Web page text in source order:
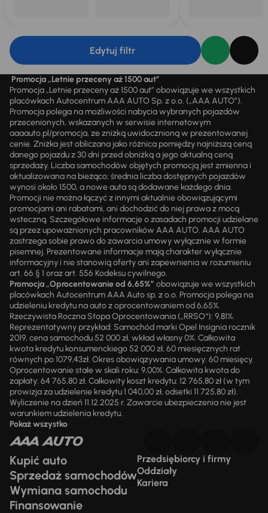
Edytuj filtr
Promocja „Letnie przeceny aż 1500 aut”
Promocja „Letnie przeceny aż 1500 aut” obowiązuje we wszystkich
placówkach Autocentrum AAA AUTO Sp. z o.o. („AAA AUTO”).
Promocja polega na możliwości nabycia wybranych pojazdów
przecenionych, wskazanych w serwisie internetowym
aaaauto.pl/promocja, ze zniżką uwidocznioną w prezentowanej
cenie. Zniżka jest obliczana jako różnica pomiędzy najniższą ceną
danego pojazdu z 30 dni przed obniżką a jego aktualną ceną
sprzedaży. Liczba samochodów objętych promocją jest zmienna i
aktualizowana na bieżąco; średnia liczba dostępnych pojazdów
wynosi około 1500, a nowe auta są dodawane każdego dnia.
Promocji nie można łączyć z innymi aktualnie obowiązującymi
promocjami ani rabatami, ani dochodzić do niej prawa z mocą
wsteczną. Szczegółowe informacje o zasadach promocji udzielane
są przez upoważnionych pracowników AAA AUTO. AAA AUTO
zastrzega sobie prawo do zawarcia umowy wyłącznie w formie
pisemnej. Prezentowane informacje mają charakter wyłącznie
informacyjny i nie stanowią oferty ani zapewnienia w rozumieniu
art. 66 § 1 oraz art. 556 Kodeksu cywilnego.
Promocja „Oprocentowanie od 6,65%” obowiązuje we wszystkich
placówkach Autocentrum AAA Auto sp. z o.o. Promocja polega na
udzieleniu kredytu na auto z oprocentowaniem od 6,65%.
Rzeczywista Roczna Stopa Oprocentowania („RRSO“): 9,81%.
Reprezentatywny przykład: Samochód marki Opel Insignia rocznik
2019, cena samochodu 52 000 zł, wkład własny 0%. Całkowita
kwota kredytu konsumenckiego 52 000 zł, 60 miesięcznych rat
równych po 1079,43zł. Okres obowiązywania umowy: 60 miesięcy.
Oprocentowanie stałe w skali roku: 9,00%. Całkowita kwota do
zapłaty: 64 765,80 zł. Całkowity koszt kredytu: 12 765,80 zł (w tym
prowizja za udzielenie kredytu 1 040,00 zł, odsetki 11 725,80 zł).
Wyliczenie na dzień 11.12.2025 r. Zawarcie ubezpieczenia nie jest
warunkiem udzielenia kredytu.
Pokaż wszystko
Kupić auto
Sprzedaż samochodów
Wymiana samochodu
Finansowanie
Przedsiębiorcy i firmy
Oddziały
Kariera